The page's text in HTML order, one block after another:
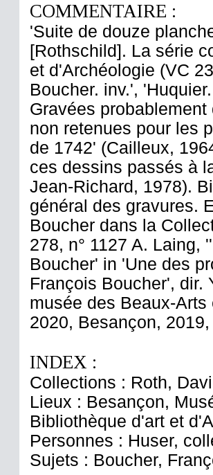
COMMENTAIRE :
'Suite de douze
[Rothschild]. La série
et d'Archéologie (VC
Boucher. inv.',
Gravées
non retenues pour les
de 1742' (Cailleux,
ces dessins passés à
Jean-Richard, 1978).
général des gravures.
Boucher dans la
278, n° 1127 A. Laing,
Boucher' in 'Une des
François Boucher', dir.
musée des Beaux-
2020, Besançon,
INDEX :
Collections : Roth,
Lieux : Besançon,
Bibliothèque d'art et
Personnes : Huser,
Sujets : Boucher,